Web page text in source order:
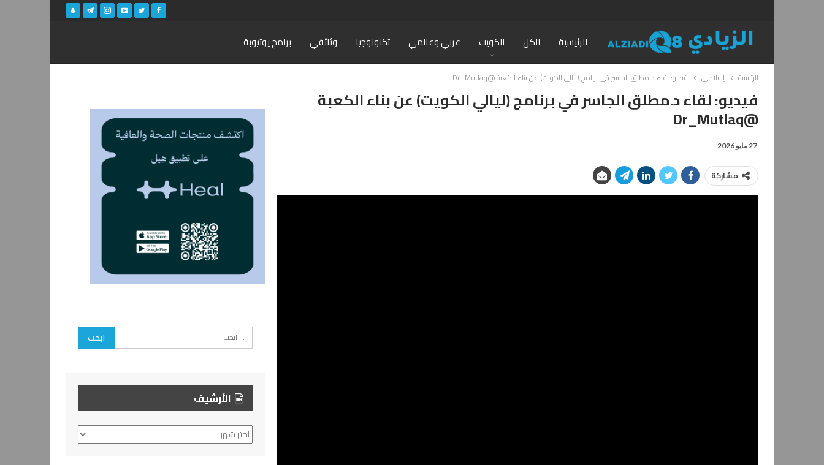
الرئيسية الكل الكويت عربي وعالمي تكنولوجيا وثائقي برامج يوتيوبة
الرئيسية إسلامي فيديو: لقاء د.مطلق الجاسر في برنامج (ليالي الكويت) عن بناء الكعبة @Dr_Mutlaq
فيديو: لقاء د.مطلق الجاسر في برنامج (ليالي الكويت) عن بناء الكعبة
@Dr_Mutlaq
27 مايو 2026
مشاركة
الأرشيف
الأرشيف